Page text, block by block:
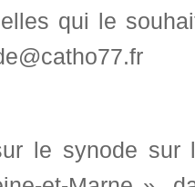
qui le
le synode sur